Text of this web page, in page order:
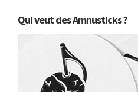
Qui veut des Amnusticks ?